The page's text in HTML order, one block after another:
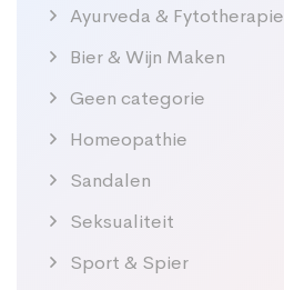
Ayurveda & Fytotherapie
Bier & Wijn Maken
Geen categorie
Homeopathie
Sandalen
Seksualiteit
Sport & Spier